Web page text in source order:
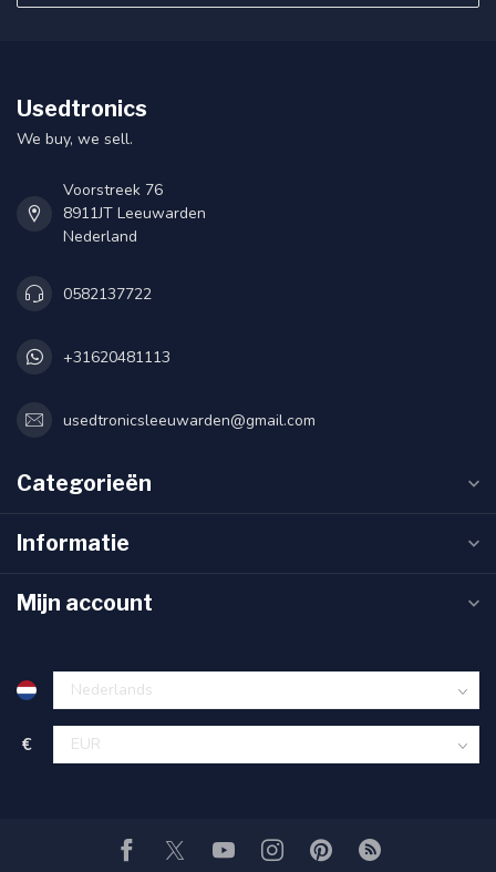
Usedtronics
We buy, we sell.
Voorstreek 76
8911JT Leeuwarden
Nederland
0582137722
+31620481113
usedtronicsleeuwarden@gmail.com
Categorieën
Informatie
Mijn account
€